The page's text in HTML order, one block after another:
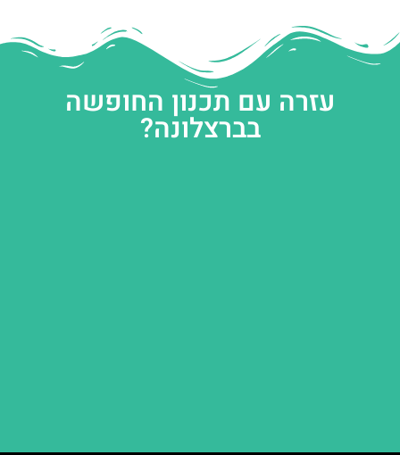
עזרה עם תכנון החופשה
בברצלונה?